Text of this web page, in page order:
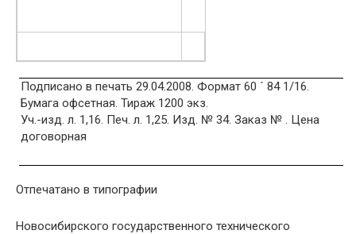
Подписано в печать 29.04.2008. Формат 60 ´ 84 1/16.
Бумага офсетная. Тираж 1200 экз.
Уч.-изд. л. 1,16. Печ. л. 1,25. Изд. № 34. Заказ № . Цена
договорная
Отпечатано в типографии
Новосибирского государственного технического